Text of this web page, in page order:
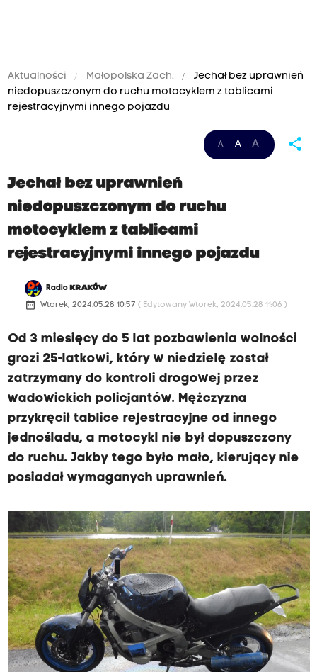
Aktualności Małopolska Zach.
Jechał bez uprawnień
niedopuszczonym do ruchu motocyklem z tablicami
rejestracyjnymi innego pojazdu
A A A share
Jechał bez uprawnień
niedopuszczonym do ruchu
motocyklem z tablicami
rejestracyjnymi innego pojazdu
Radio KRAKÓW
date_range Wtorek, 2024.05.28 10:57 ( Edytowany Wtorek, 2024.05.28 11:06 )
Od 3 miesięcy do 5 lat pozbawienia wolności
grozi 25-latkowi, który w niedzielę został
zatrzymany do kontroli drogowej przez
wadowickich policjantów. Mężczyzna
przykręcił tablice rejestracyjne od innego
jednośladu, a motocykl nie był dopuszczony
do ruchu. Jakby tego było mało, kierujący nie
posiadał wymaganych uprawnień.